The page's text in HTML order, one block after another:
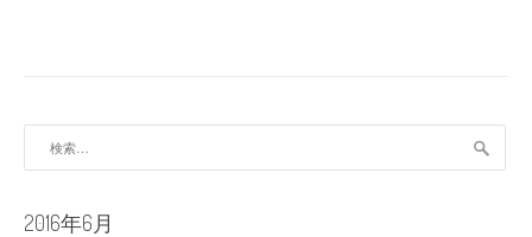
ー
シ
ョ
2016年6月